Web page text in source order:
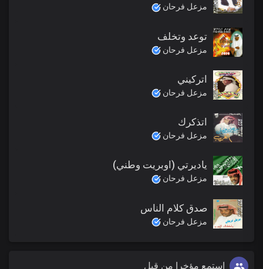
مزعل فرحان
توعد وتخلف
مزعل فرحان
اتركيني
مزعل فرحان
اتذكرك
مزعل فرحان
ياديرتي (اوبريت وطني)
مزعل فرحان
صدق كلام الناس
مزعل فرحان
استمع مؤخرا من قبل